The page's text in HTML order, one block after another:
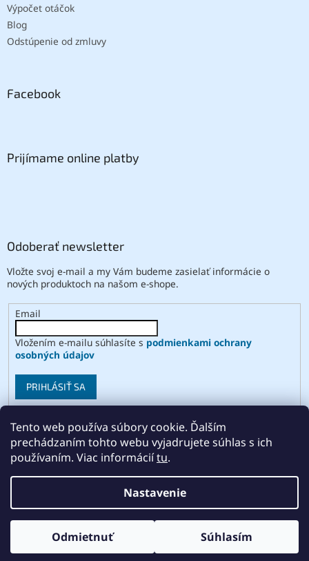
Tento web používa súbory cookie. Ďalším
prechádzaním tohto webu vyjadrujete súhlas s ich
používaním. Viac informáciítu.
Nastavenie
Odmietnuť Súhlasím
Výpočet otáčok
Blog
Odstúpenie od zmluvy
Facebook
Prijímame online platby
Odoberať newsletter
Vložte svoj e-mail a my Vám budeme zasielať informácie o
nových produktoch na našom e-shope.
Email
Vložením e-mailu súhlasíte s podmienkami ochrany
osobných údajov
PRIHLÁSIŤ SA
Vytvoril Shoptet
ABSE. Všetky práva vyhradené.
Odstúpiť od zmluvy